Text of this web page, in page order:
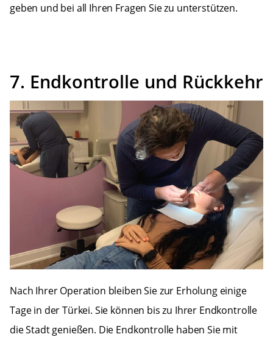
geben und bei all Ihren Fragen Sie zu unterstützen.
7. Endkontrolle und Rückkehr
Nach Ihrer Operation bleiben Sie zur Erholung einige
Tage in der Türkei. Sie können bis zu Ihrer Endkontrolle
die Stadt genießen. Die Endkontrolle haben Sie mit